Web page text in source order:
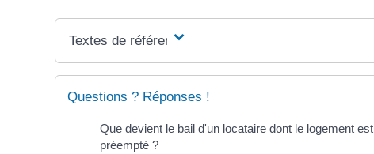
Textes de référence
Questions ? Réponses !
Que devient le bail d'un locataire dont le logement est
préempté ?